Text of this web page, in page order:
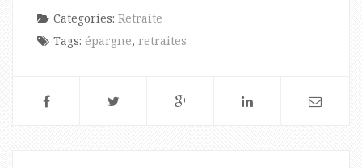
Categories: Retraite
Tags: épargne, retraites